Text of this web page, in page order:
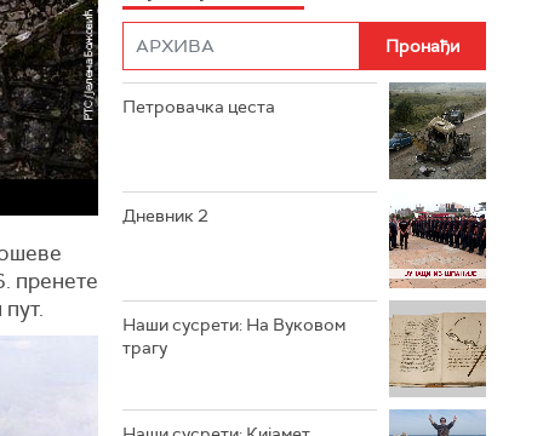
пренете
РТС КЛАСИКА
РТС ТРЕЗОР
РТС МУЗИКА
РТС ПОЛЕТАРАЦ
Петровачка цеста
Дневник 2
Наши сусрети: На Вуковом
трагу